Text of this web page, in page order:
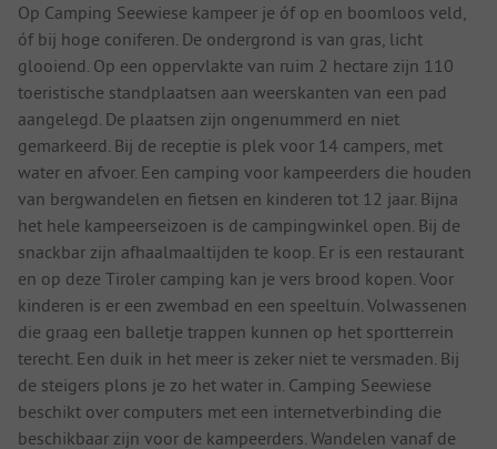
Op Camping Seewiese kampeer je óf op en boomloos veld,
óf bij hoge coniferen. De ondergrond is van gras, licht
glooiend. Op een oppervlakte van ruim 2 hectare zijn 110
toeristische standplaatsen aan weerskanten van een pad
aangelegd. De plaatsen zijn ongenummerd en niet
gemarkeerd. Bij de receptie is plek voor 14 campers, met
water en afvoer. Een camping voor kampeerders die houden
van bergwandelen en fietsen en kinderen tot 12 jaar. Bijna
het hele kampeerseizoen is de campingwinkel open. Bij de
snackbar zijn afhaalmaaltijden te koop. Er is een restaurant
en op deze Tiroler camping kan je vers brood kopen. Voor
kinderen is er een zwembad en een speeltuin. Volwassenen
die graag een balletje trappen kunnen op het sportterrein
terecht. Een duik in het meer is zeker niet te versmaden. Bij
de steigers plons je zo het water in. Camping Seewiese
beschikt over computers met een internetverbinding die
beschikbaar zijn voor de kampeerders. Wandelen vanaf de